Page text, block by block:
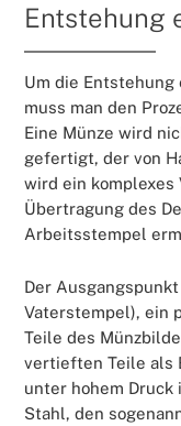
Entstehung
Um die Entstehung
muss man den
Eine Münze wird
gefertigt, der von
wird ein komplexes
Übertragung des
Arbeitsstempel
Der
Vaterstempel), ein
Teile des
vertieften Teile als
unter hohem Druck
Stahl, den